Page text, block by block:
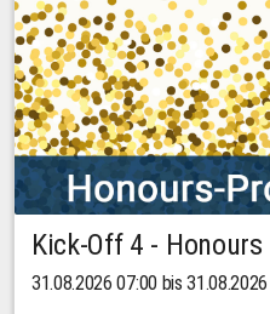
Kick-Off 4 -
31.08.2026 07:00 bis